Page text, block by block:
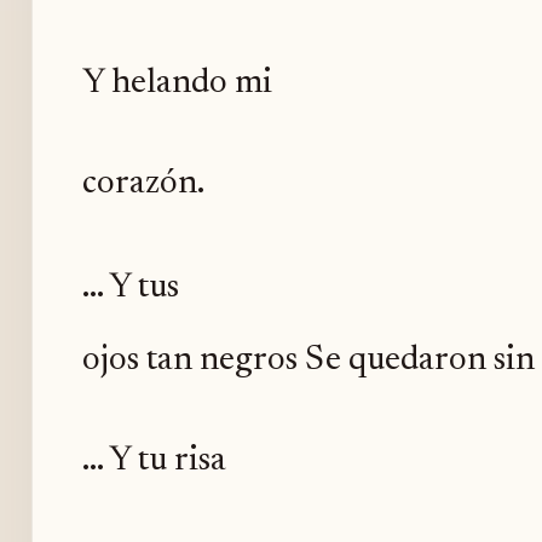
Y helando mi
corazón.
... Y tus
ojos tan negros Se quedaron
... Y tu risa